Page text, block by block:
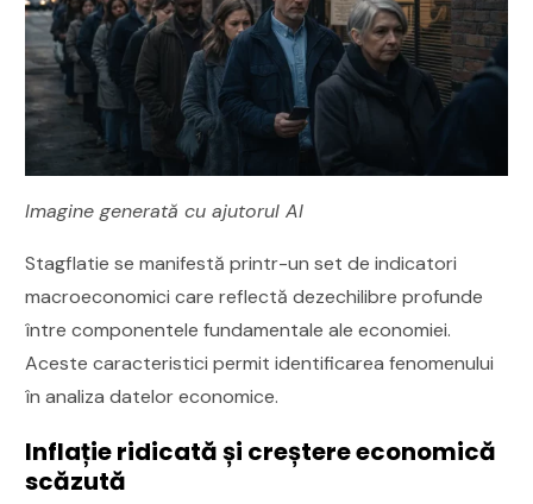
Imagine generată cu ajutorul AI
Stagflatie se manifestă printr-un set de indicatori
macroeconomici care reflectă dezechilibre profunde
între componentele fundamentale ale economiei.
Aceste caracteristici permit identificarea fenomenului
în analiza datelor economice.
Inflație ridicată și creștere economică
scăzută